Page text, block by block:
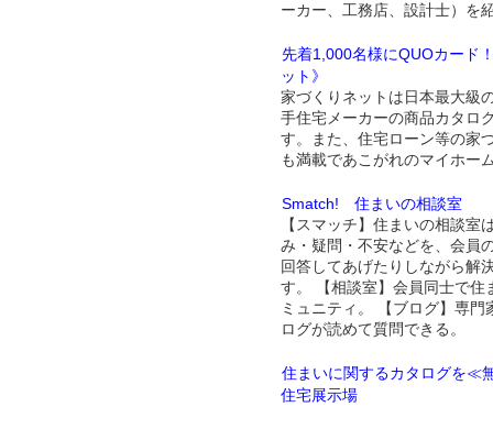
ーカー、工務店、設計士）を
先着1,000名様にQUOカード
ット》
家づくりネットは日本最大級
手住宅メーカーの商品カタロ
す。また、住宅ローン等の家
も満載であこがれのマイホー
Smatch! 住まいの相談室
【スマッチ】住まいの相談室
み・疑問・不安などを、会員
回答してあげたりしながら解
す。 【相談室】会員同士で住
ミュニティ。 【ブログ】専
ログが読めて質問できる。
住まいに関するカタログを≪
住宅展示場